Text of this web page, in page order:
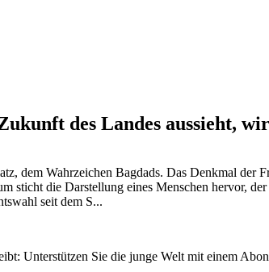
des Landes aussieht,
dem Wahrzeichen Bagdads. Das Denkmal
sticht die Darstellung eines Menschen hervor,
seit dem S...
Unterstützen Sie die junge Welt mit einem